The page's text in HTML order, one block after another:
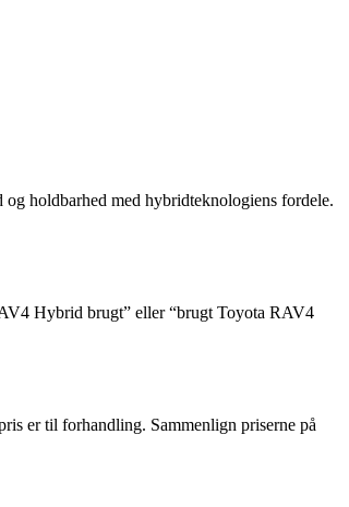
holdbarhed med hybridteknologiens fordele.
Hybrid brugt” eller “brugt Toyota RAV4
er til forhandling. Sammenlign priserne på